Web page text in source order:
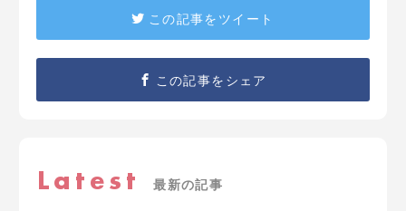
この記事をツイート
この記事をシェア
Latest 最新の記事